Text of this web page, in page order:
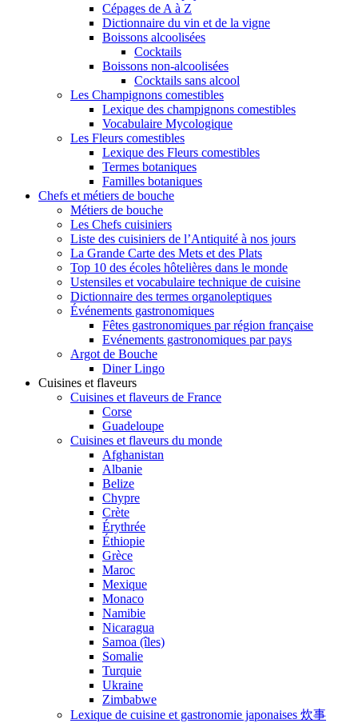
Cépages de A à Z
Dictionnaire du vin et de la vigne
Boissons alcoolisées
Cocktails
Boissons non-alcoolisées
Cocktails sans alcool
Les Champignons comestibles
Lexique des champignons comestibles
Vocabulaire Mycologique
Les Fleurs comestibles
Lexique des Fleurs comestibles
Termes botaniques
Familles botaniques
Chefs et métiers de bouche
Métiers de bouche
Les Chefs cuisiniers
Liste des cuisiniers de l’Antiquité à nos jours
La Grande Carte des Mets et des Plats
Top 10 des écoles hôtelières dans le monde
Ustensiles et vocabulaire technique de cuisine
Dictionnaire des termes organoleptiques
Événements gastronomiques
Fêtes gastronomiques par région française
Evénements gastronomiques par pays
Argot de Bouche
Diner Lingo
Cuisines et flaveurs
Cuisines et flaveurs de France
Corse
Guadeloupe
Cuisines et flaveurs du monde
Afghanistan
Albanie
Belize
Chypre
Crète
Érythrée
Éthiopie
Grèce
Maroc
Mexique
Monaco
Namibie
Nicaragua
Samoa (îles)
Somalie
Turquie
Ukraine
Zimbabwe
Lexique de cuisine et gastronomie japonaises 炊事